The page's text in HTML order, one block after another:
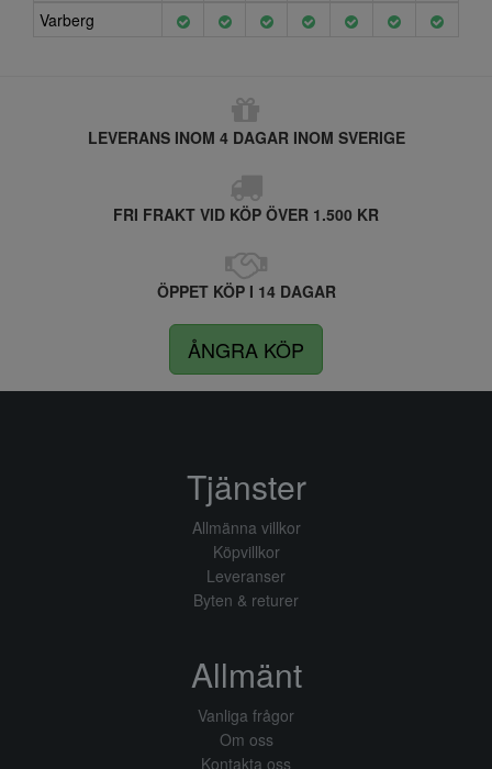
Varberg
LEVERANS INOM 4 DAGAR INOM SVERIGE
FRI FRAKT VID KÖP ÖVER 1.500 KR
ÖPPET KÖP I 14 DAGAR
ÅNGRA KÖP
Tjänster
Allmänna villkor
Köpvillkor
Leveranser
Byten & returer
Allmänt
Vanliga frågor
Om oss
Kontakta oss